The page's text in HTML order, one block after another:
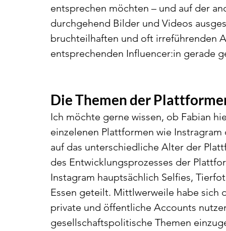
entsprechen möchten – und auf der
durchgehend Bilder und Videos
bruchteilhaften und oft irreführenden
entsprechenden Influencer:in gerade
Die Themen der
Ich möchte gerne wissen, ob Fabian
einzelenen Plattformen wie
auf das unterschiedliche Alter der
des Entwicklungsprozesses der
Instagram hauptsächlich Selfies,
Essen geteilt. Mittlwerweile habe
private und öffentliche Accounts
gesellschaftspolitische Themen